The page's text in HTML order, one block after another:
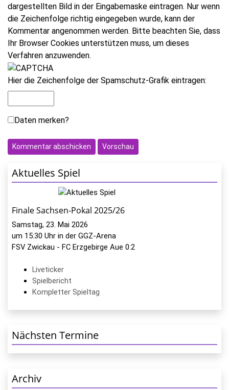
dargestellten Bild in der Eingabemaske eintragen. Nur wenn
die Zeichenfolge richtig eingegeben wurde, kann der
Kommentar angenommen werden. Bitte beachten Sie, dass
Ihr Browser Cookies unterstützen muss, um dieses
Verfahren anzuwenden.
Hier die Zeichenfolge der Spamschutz-Grafik eintragen:
Daten merken?
Aktuelles Spiel
Finale Sachsen-Pokal 2025/26
Samstag, 23. Mai 2026
um 15:30 Uhr in der GGZ-Arena
FSV Zwickau - FC Erzgebirge Aue 0:2
Liveticker
Spielbericht
Kompletter Spieltag
Nächsten Termine
Archiv